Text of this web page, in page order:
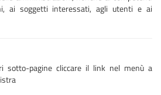
ai soggetti interessati, agli utenti e ai
sotto-pagine cliccare il link nel menù a